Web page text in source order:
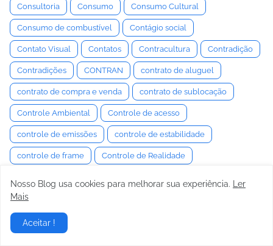
Consultoria Consumo Consumo Cultural
Consumo de combustível Contágio social
Contato Visual Contatos Contracultura Contradição
Contradições CONTRAN contrato de aluguel
contrato de compra e venda contrato de sublocação
Controle Ambiental Controle de acesso
controle de emissões controle de estabilidade
controle de frame Controle de Realidade
Controle Estocástico
Controle Neuromuscular
Nosso Blog usa cookies para melhorar sua experiência.
Ler
Mais
Aceitar !